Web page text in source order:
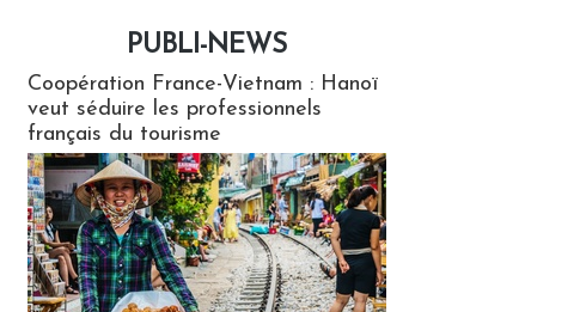
PUBLI-NEWS
Coopération France-Vietnam : Hanoï
veut séduire les professionnels
français du tourisme